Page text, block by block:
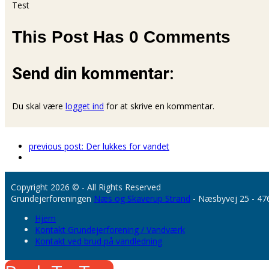
Test
This Post Has 0 Comments
Send din kommentar:
Du skal være logget ind for at skrive en kommentar.
previous post: Der lukkes for vandet
Copyright 2026 © - All Rights Reserved
Grundejerforeningen Næs og Skaverup Strand - Næsbyvej 25 -
Hjem
Kontakt Grundejerforening / Vandværk
Kontakt ved brud på vandledning